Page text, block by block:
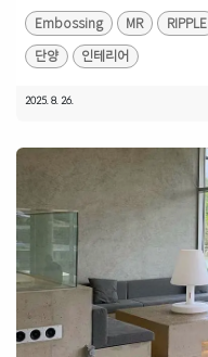
Embossing MR RIPPLE
단양 인테리어
2025. 8. 26.